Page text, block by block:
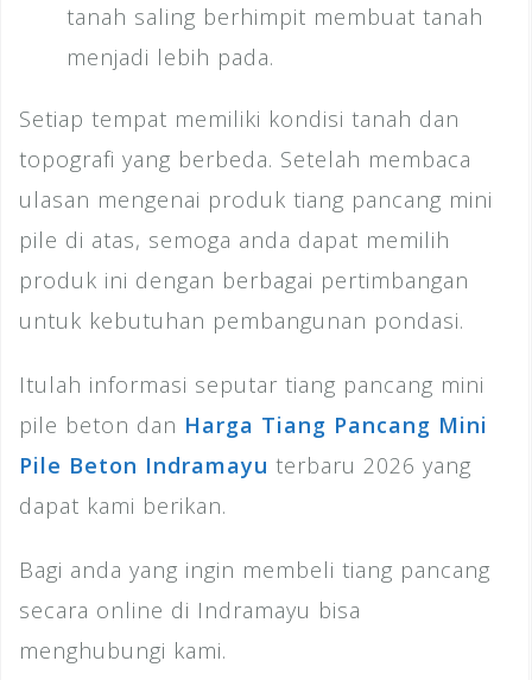
tanah saling berhimpit membuat tanah
menjadi lebih pada.
Setiap tempat memiliki kondisi tanah dan
topografi yang berbeda. Setelah membaca
ulasan mengenai produk tiang pancang mini
pile di atas, semoga anda dapat memilih
produk ini dengan berbagai pertimbangan
untuk kebutuhan pembangunan pondasi.
Itulah informasi seputar tiang pancang mini
pile beton dan Harga Tiang Pancang Mini
Pile Beton Indramayu terbaru 2026 yang
dapat kami berikan.
Bagi anda yang ingin membeli tiang pancang
secara online di Indramayu bisa
menghubungi kami.